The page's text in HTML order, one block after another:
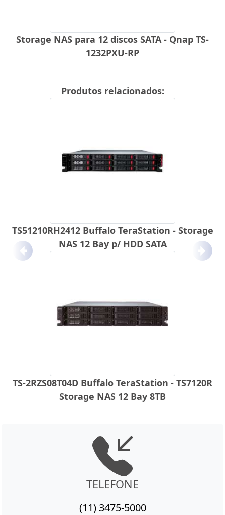
Storage NAS para 12 discos SATA - Qnap TS-
1232PXU-RP
Produtos relacionados:
TS51210RH2412 Buffalo TeraStation - Storage
NAS 12 Bay p/ HDD SATA
TS-2RZS08T04D Buffalo TeraStation - TS7120R
Storage NAS 12 Bay 8TB
Anterior
TELEFONE
(11) 3475-5000